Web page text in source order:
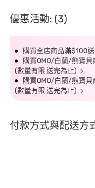
優惠活動: (3)
購買全店商品滿$100
購買OMO/白蘭/熊寶
(數量有限 送完為止)
購買OMO/白蘭/熊寶
(數量有限 送完為止)
付款方式與配送方